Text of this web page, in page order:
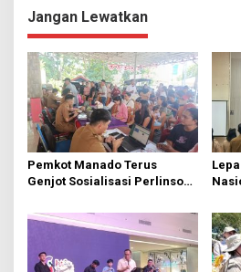
g
a
s
i
p
o
s
Jangan Lewatkan
Pemkot Manado Terus
Genjot Sosialisasi Perlinsos